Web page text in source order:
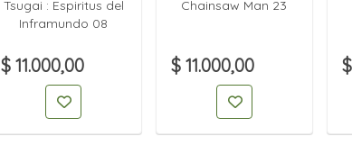
Tsugai : Espiritus del
Inframundo 08
$ 11.000,00
Chainsaw Man 23
$ 11.000,00